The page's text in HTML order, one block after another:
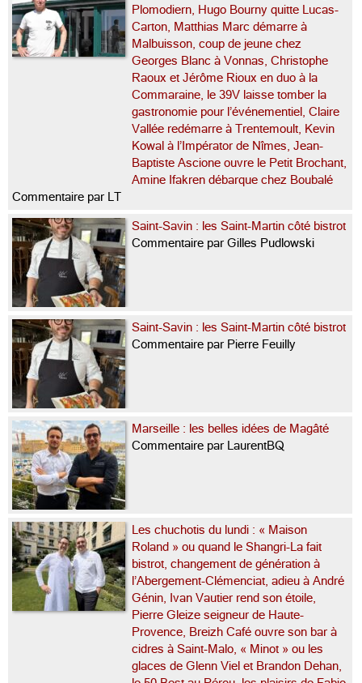
Plomodiern, Hugo Bourny quitte Lucas-
Carton, Matthias Marc démarre à
Malbuisson, coup de jeune chez
Georges Blanc à Vonnas, Christophe
Raoux et Jérôme Rioux en duo à la
Commaraine, le 39V laisse tomber la
gastronomie pour l’événementiel, Claire
Vallée redémarre à Trentemoult, Kevin
Kowal à l’Impérator de Nîmes, Jean-
Baptiste Ascione ouvre le Petit Brochant,
Amine Ifakren débarque chez Boubalé
Commentaire par LT
Saint-Savin : les Saint-Martin côté bistrot
Commentaire par Gilles Pudlowski
Saint-Savin : les Saint-Martin côté bistrot
Commentaire par Pierre Feuilly
Marseille : les belles idées de Magâté
Commentaire par LaurentBQ
Les chuchotis du lundi : « Maison
Roland » ou quand le Shangri-La fait
bistrot, changement de génération à
l’Abergement-Clémenciat, adieu à André
Génin, Ivan Vautier rend son étoile,
Pierre Gleize seigneur de Haute-
Provence, Breizh Café ouvre son bar à
cidres à Saint-Malo, « Minot » ou les
glaces de Glenn Viel et Brandon Dehan,